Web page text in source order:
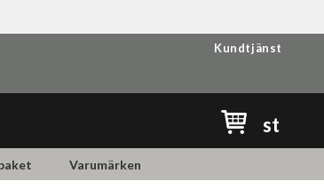
Kundtjänst
st
Varumärken